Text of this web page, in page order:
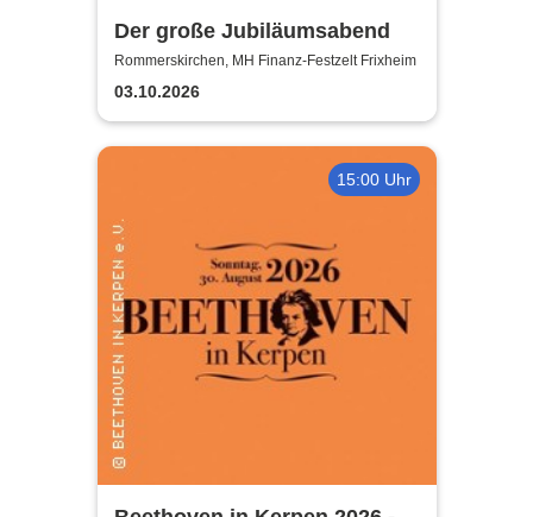
Der große Jubiläumsabend
Rommerskirchen, MH Finanz-Festzelt Frixheim
03.10.2026
15:00 Uhr